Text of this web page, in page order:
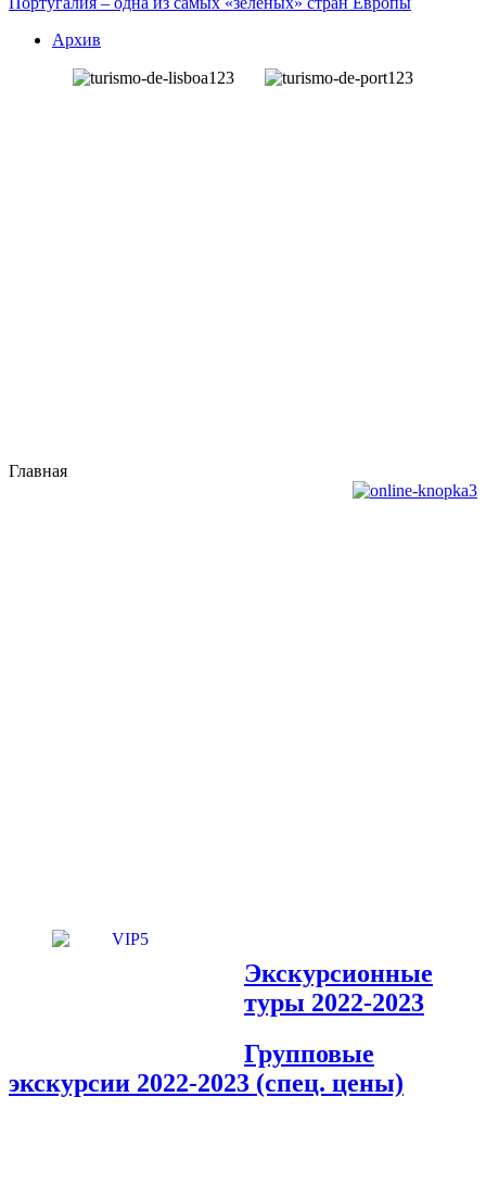
О Рождестве в Португалии
Чудеса света в Португалии
Португалия: Сау Мигел - остров чая
Cамая красивая Каравелла Португалии
Музыка Фаду
Архив
Главная
Экскурсионные
туры 2022-2023
Групповые
экскурсии 2022-2023 (спец. цены)